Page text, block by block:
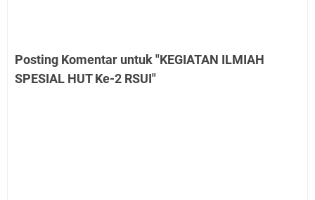
Posting Komentar untuk "KEGIATAN ILMIAH
SPESIAL HUT Ke-2 RSUI"